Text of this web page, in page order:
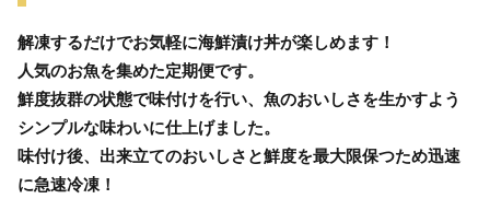
解凍するだけでお気軽に海鮮漬け丼が楽しめます！
人気のお魚を集めた定期便です。
鮮度抜群の状態で味付けを行い、魚のおいしさを生かすよう
シンプルな味わいに仕上げました。
味付け後、出来立てのおいしさと鮮度を最大限保つため迅速
に急速冷凍！